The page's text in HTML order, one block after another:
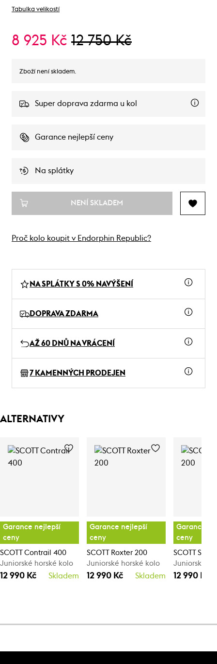
Tabulka velikostí
8 925 Kč 12 750 Kč
Zboží není skladem.
Super doprava zdarma u kol
Garance nejlepší ceny
Na splátky
NENÍ SKLADEM
Proč kolo koupit v Endorphin Republic?
NA SPLÁTKY S 0% NAVÝŠENÍ
DOPRAVA ZDARMA
AŽ 60 DNŮ NA VRÁCENÍ
7 KAMENNÝCH PRODEJEN
ALTERNATIVY
Garance nejlepší
ceny
SCOTT Contrail 400
Juniorské horské kolo
12 990 Kč Skladem
Garance nejlepší
ceny
SCOTT Roxter 200
Juniorské horské kolo
12 990 Kč Skladem
Garance
ceny
SCOTT
Juniorské
12 990 Kč